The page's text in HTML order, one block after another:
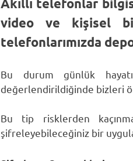
Akıllı telefonlar
video ve kişisel
telefonlarımızda
Bu durum günlük
değerlendirildiğinde bizleri
Bu tip risklerden
şifreleyebileceğiniz bir